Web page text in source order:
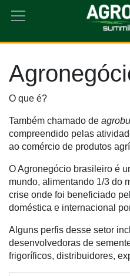
HOME AGRONEGÓCIO
O que é?
Também chamado de
compreendido pelas
ao comércio de produtos
O Agronegócio brasileiro é
mundo, alimentando 1/3 do
crise onde foi beneficiado
doméstica e internacional
Alguns perfis desse setor
desenvolvedoras de
frigoríficos, distribuidores,